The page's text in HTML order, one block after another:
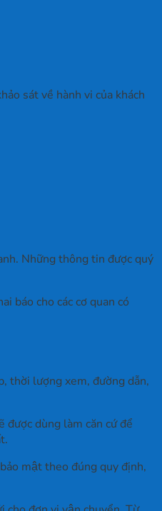
sát về hành vi của khách
Những thông tin được quý
báo cho các cơ quan có
thời lượng xem, đường dẫn,
dùng làm căn cứ để
mật theo đúng quy định,